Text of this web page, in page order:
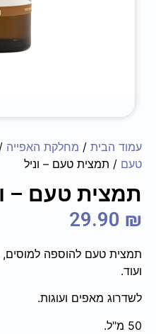
עמוד הבית / מחלקת האפייה /
טעם / תמצית טעם – וניל
תמצית טעם –
29.90 ₪
תמצית טעם להוספה למוסים,
ועוד.
לשדרוג מאפים ועוגות.
50 מ"ל.